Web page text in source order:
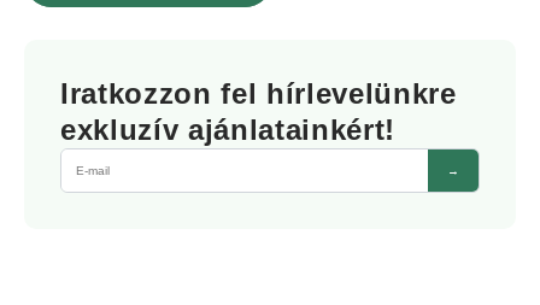
Iratkozzon fel hírlevelünkre
exkluzív ajánlatainkért!
→